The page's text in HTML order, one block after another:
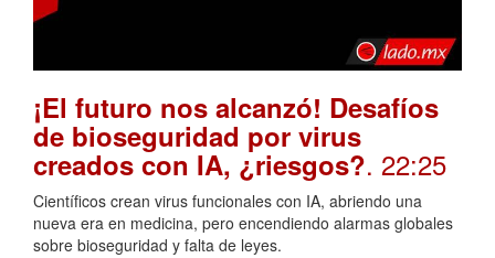
¡El futuro nos alcanzó! Desafíos
de bioseguridad por virus
creados con IA, ¿riesgos?. 22:25
Científicos crean virus funcionales con IA, abriendo una
nueva era en medicina, pero encendiendo alarmas globales
sobre bioseguridad y falta de leyes.